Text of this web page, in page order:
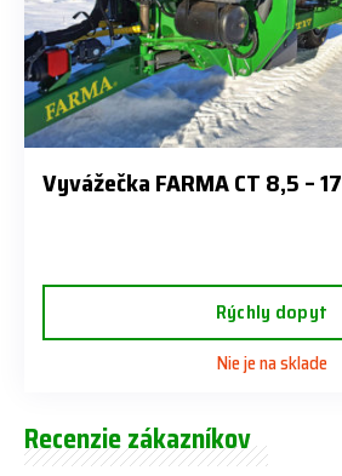
Vyvážečka FARMA CT 8,5 – 17
Rýchly dopyt
Nie je na sklade
Recenzie zákazníkov